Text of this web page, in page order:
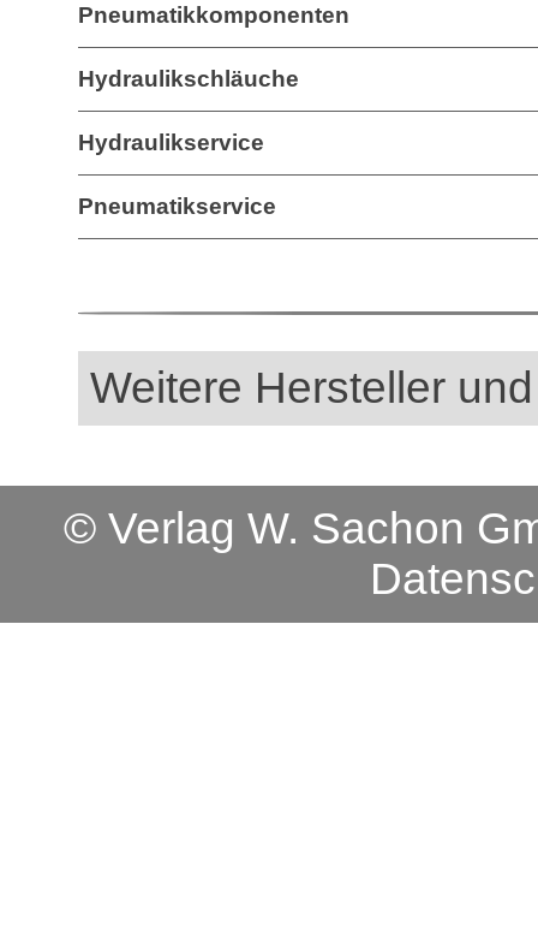
Pneumatikkomponenten
Hydraulikschläuche
Hydraulikservice
Pneumatikservice
Weitere Hersteller
© Verlag W. Sachon